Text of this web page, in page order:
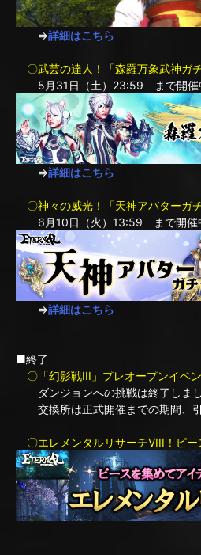
⇒詳細はこちら
〇武芸の達人！「森羅万象武神ガ
5月31日（土）23:59 まで開催
⇒詳細はこちら
〇神々の威光！「天神アバターガ
6月10日（火）13:59 まで開催
⇒詳細はこちら
■終了
〇「幻影戦III」プレオープンイベ
ダンジョンへの挑戦は終了しまし
交換所は正式開催までの期間、引
〇エレメンタルリサーチVIII！ピー